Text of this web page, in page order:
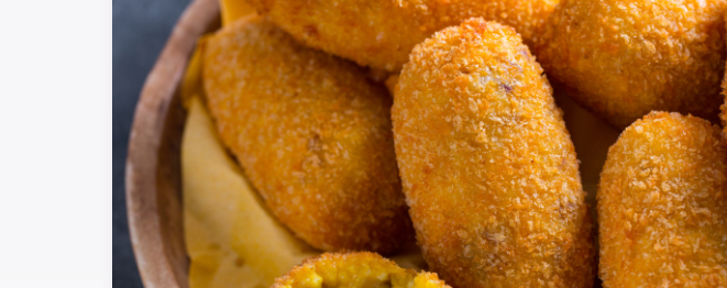
Accompagnement
Pizzas et focaccia
Gateaux et patisserie
Dernieres recettes